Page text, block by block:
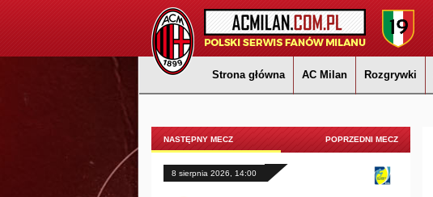
Strona główna AC Milan Rozgrywki
NASTĘPNY MECZ POPRZEDNI MECZ
8 sierpnia 2026, 14:00